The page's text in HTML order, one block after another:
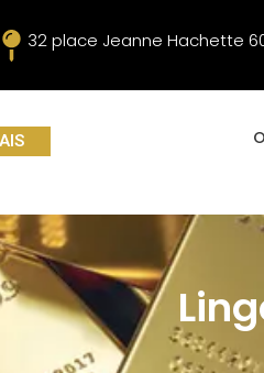
32 place Jeanne Hachette